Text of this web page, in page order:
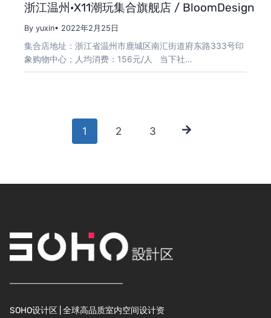
浙江温州·X11潮玩集合旗舰店 / BloomDesign
By yuxin• 2022年2月25日
集合店地址：浙江省温州市鹿城区南汇街道府东路333号印
象购物中心；人均消费：156元/人 当下社…
Posts
1 2 3
SOHO设计区 | 全球高品质室内空间设计资